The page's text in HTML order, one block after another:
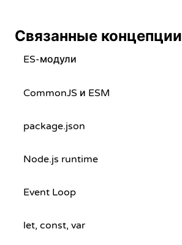
Связанные концепции
ES-модули
CommonJS и ESM
package.json
Node.js runtime
Event Loop
let, const, var